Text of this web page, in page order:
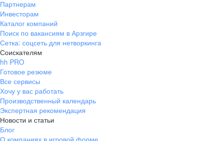
Партнерам
Инвесторам
Каталог компаний
Поиск по вакансиям в Арзгире
Сетка: соцсеть для нетворкинга
Соискателям
hh PRO
Готовое резюме
Все сервисы
Хочу у вас работать
Производственный календарь
Экспертная рекомендация
Новости и статьи
Блог
О компаниях в игровой форме